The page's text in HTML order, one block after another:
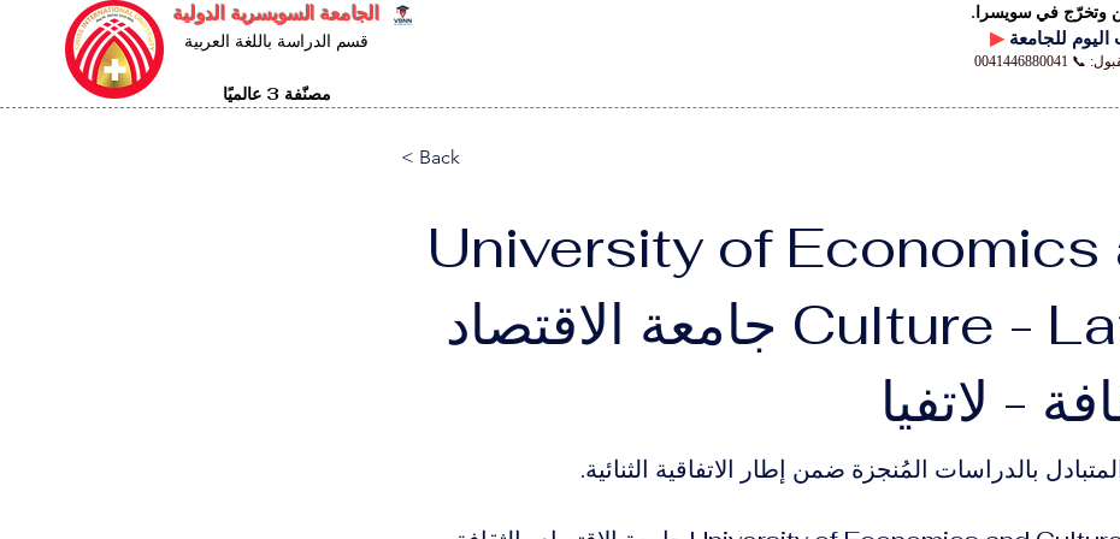
الجامعة السويسرية الدولية
قسم الدراسة باللغة العربية
مصنّفة 3 عالميًا
وتخرّج في سويسرا.
▶
< Back
University of Economics
Culture - Latvia جامعة الاقتصاد
- لاتفيا
بالدراسات المُنجزة ضمن إطار الاتفاقية الثنائية.